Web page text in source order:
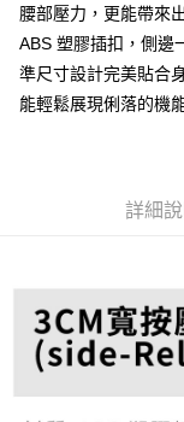
１．簡單：不需註冊會
２．便利：只要手機號
３．安心：先確認商品
【「AFTEE先享後付」
ATM／網路銀行／等
※ 交易是否成功請以「
是否繳費成功／繳費後
客戶支援中心」
https://
運送方式
全家取貨付款
每筆NT$60，滿
付款後門市自取
免運費
腰部壓力，更能帶來
ABS 塑膠插扣，側邊
準尺寸設計完美貼合
能輕鬆展現俐落的機
詳細